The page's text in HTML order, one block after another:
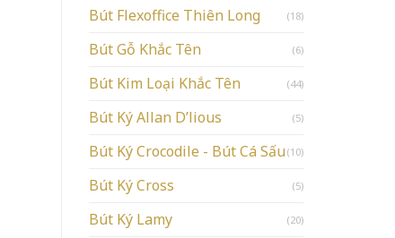
Bút Flexoffice Thiên Long (18)
Bút Gỗ Khắc Tên (6)
Bút Kim Loại Khắc Tên (44)
Bút Ký Allan D’lious (5)
Bút Ký Crocodile - Bút Cá Sấu(10)
Bút Ký Cross (5)
Bút Ký Lamy (20)